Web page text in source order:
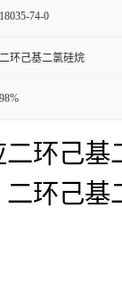
18035-74-0
二环己基二氯硅烷
98%
环己
环己